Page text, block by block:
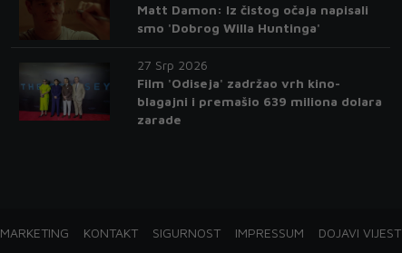
Matt Damon: Iz čistog očaja napisali
smo 'Dobrog Willa Huntinga'
27 Srp 2026
Film 'Odiseja' zadržao vrh kino-
blagajni i premašio 639 miliona dolara
zarade
MARKETING KONTAKT SIGURNOST IMPRESSUM DOJAVI VIJEST